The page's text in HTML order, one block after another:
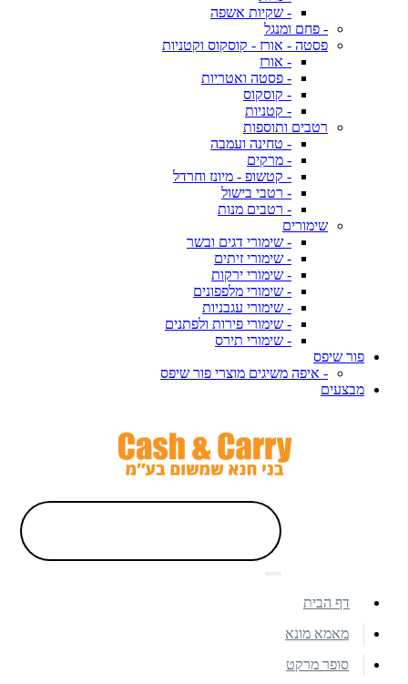
- שקיות אשפה
- פחם ומנגל
פסטה - אורז - קוסקוס וקטניות
- אורז
- פסטה ואטריות
- קוסקוס
- קטניות
רטבים ותוספות
- טחינה ועמבה
- מרקים
- קטשופ - מיונז וחרדל
- רטבי בישול
- רטבים מנות
שימורים
- שימורי דגים ובשר
- שימורי זיתים
- שימורי ירקות
- שימורי מלפפונים
- שימורי עגבניות
- שימורי פירות ולפתנים
- שימורי תירס
פור שיפס
- איפה משיגים מוצרי פור שיפס
מבצעים
דף הבית
מאמא מונא
סופר מרקט